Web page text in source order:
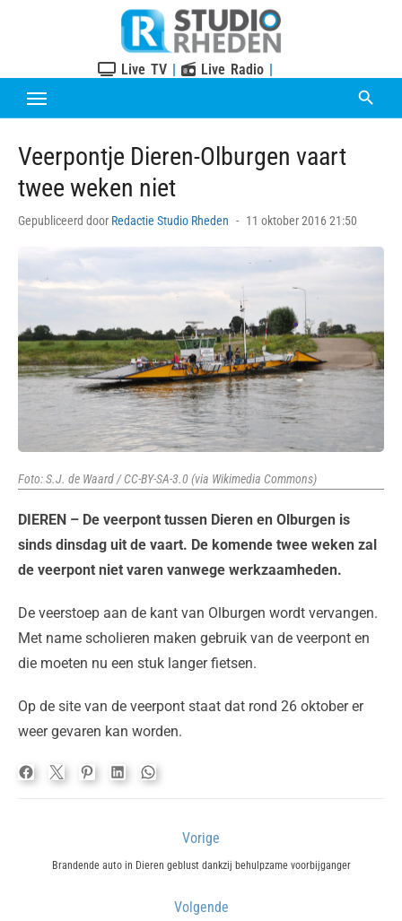
Live TV | Live Radio |
Veerpontje Dieren-Olburgen vaart
twee weken niet
Gepubliceerd door Redactie Studio Rheden
Posted
11 oktober 2016 21:50
Foto: S.J. de Waard / CC-BY-SA-3.0 (via Wikimedia Commons)
DIEREN – De veerpont tussen Dieren en Olburgen is
sinds dinsdag uit de vaart. De komende twee weken zal
de veerpont niet varen vanwege werkzaamheden.
De veerstoep aan de kant van Olburgen wordt vervangen.
Met name scholieren maken gebruik van de veerpont en
die moeten nu een stuk langer fietsen.
Op de site van de veerpont staat dat rond 26 oktober er
weer gevaren kan worden.
navigatie
Vorige
Previous
Brandende auto in Dieren geblust dankzij behulpzame voorbijganger
Volgende